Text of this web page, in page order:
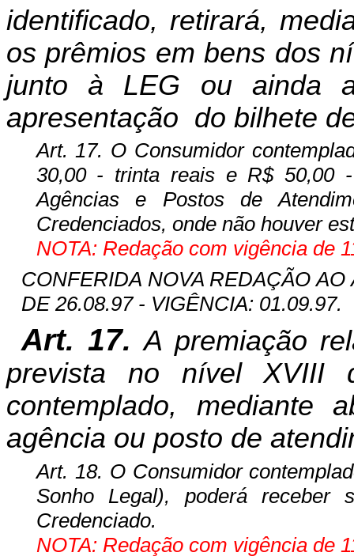
identificado, retirará,
os prêmios em bens dos
junto à LEG ou ainda
apresentação do bilhete
Art. 17. O Consumidor
30,00 - trinta reais e R$ 50,00
Agências e Postos de
Credenciados, onde não houver
NOTA: Redação com vigência de
CONFERIDA NOVA REDAÇÃO AO
DE 26.08.97 - VIGÊNCIA: 01.09.97.
Art. 17.A premiação
prevista no nível XVIII
contemplado, mediante
agência ou posto de
Art. 18. O Consumidor
Sonho Legal), poderá receber
Credenciado.
NOTA: Redação com vigência de